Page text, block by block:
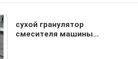
сухой гранулятор
смесителя машины